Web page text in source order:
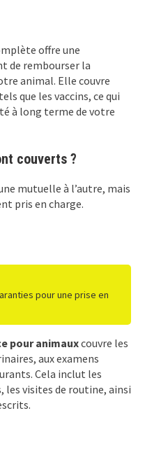
offre une
de rembourser la
animal. Elle couvre
que les vaccins, ce qui
à long terme de votre
couverts ?
mutuelle à l’autre, mais
pris en charge.
pour une prise en
pour animauxcouvre les
aux examens
Cela inclut les
les visites de routine, ainsi